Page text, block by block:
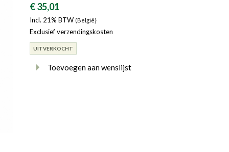
€ 35,01
Incl. 21% BTW (België}
Exclusief verzendingskosten
UITVERKOCHT
Toevoegen aan wenslijst